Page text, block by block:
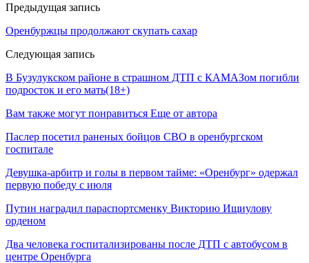
Предыдущая запись
Оренбуржцы продолжают скупать сахар
Следующая запись
В Бузулукском районе в страшном ДТП с КАМАЗом погибли
подросток и его мать(18+)
Вам также могут понравиться Еще от автора
Паслер посетил раненых бойцов СВО в оренбургском
госпитале
Девушка-арбитр и голы в первом тайме: «Оренбург» одержал
первую победу с июля
Путин наградил параспортсменку Викторию Ищиулову
орденом
Два человека госпитализированы после ДТП с автобусом в
центре Оренбурга